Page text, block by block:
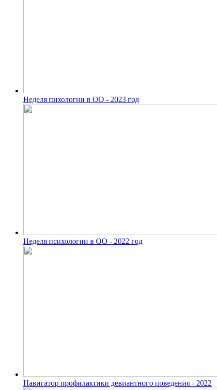
Неделя пихологии в ОО - 2023 год
Неделя психологии в ОО - 2022 год
Навигатор профилактики девиантного поведения - 2022